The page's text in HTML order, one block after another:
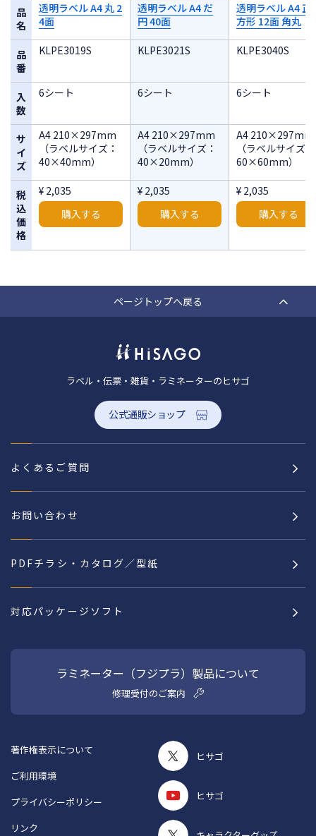
品
名
品
番
入
数
サ
イ
ズ
税
込
価
格
透明ラベル A4 丸 2
4面
KLPE3019S
6シート
A4 210×297mm
（ラベルサイズ：
40×40mm）
¥ 2,035
購入する
透明ラベル A4 だ
円 40面
KLPE3021S
6シート
A4 210×297mm
（ラベルサイズ：
40×20mm）
¥ 2,035
購入する
透明ラベル A4 正
方形 12面 角丸
KLPE3040S
6シート
A4 210×297mm
（ラベルサイズ：
60×60mm）
¥ 2,035
購入する
ページトップへ戻る
ラベル・伝票・雑貨・ラミネーターのヒサゴ
公式通販ショップ
よくあるご質問
お問い合わせ
PDFチラシ・カタログ／型紙
対応パッケージソフト
ラミネーター（フジプラ）製品について
修理受付のご案内
ヒサゴ
ヒサゴ
著作権表示について
ご利用環境
プライバシーポリシー
リンク